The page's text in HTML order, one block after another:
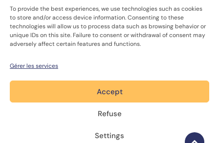
To provide the best experiences, we use technologies such as cookies
to store and/or access device information. Consenting to these
technologies will allow us to process data such as browsing behavior or
unique IDs on this site. Failure to consent or withdrawal of consent may
adversely affect certain features and functions.
Gérer les services
Accept
Refuse
Settings
Retraites
NOUS SOMMES...
Notre équipe et notre mission
Notre approche
2026 HUMAN-CENTRIC LEADERS |Politique de